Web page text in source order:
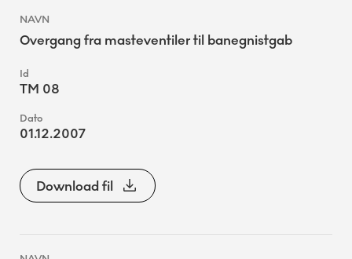
Overgang fra masteventiler til banegnistgab
TM 08
01.12.2007
Download fil